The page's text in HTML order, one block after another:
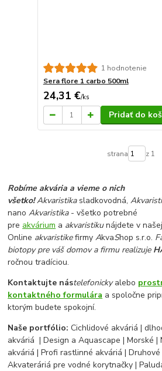
1 hodnotenie
Sera flore 1 carbo 500ml
24,31 €/ks
Pridať do
strana z 1
Robíme akvária a vieme o nich
všetko!Akvaristikasladkovodná,
nanoAkvaristika- všetko potrebné
pre akvárium a akvaristikunájdete v našej
Online akvaristikefirmyAkvaShop s.r.o.
biotopy pre váš domov a firmu realizuje
ročnou tradíciou.
Kontaktujte nástelefonickyalebo
kontaktného formulára a spoločne
ktorým budete spokojní.
Naše portfólio: Cichlidové akváriá |
akváriá | Design a Aquascape | Morské |
akváriá | Profi rastlinné akváriá |
Akvateráriá pre vodné korytnačky |